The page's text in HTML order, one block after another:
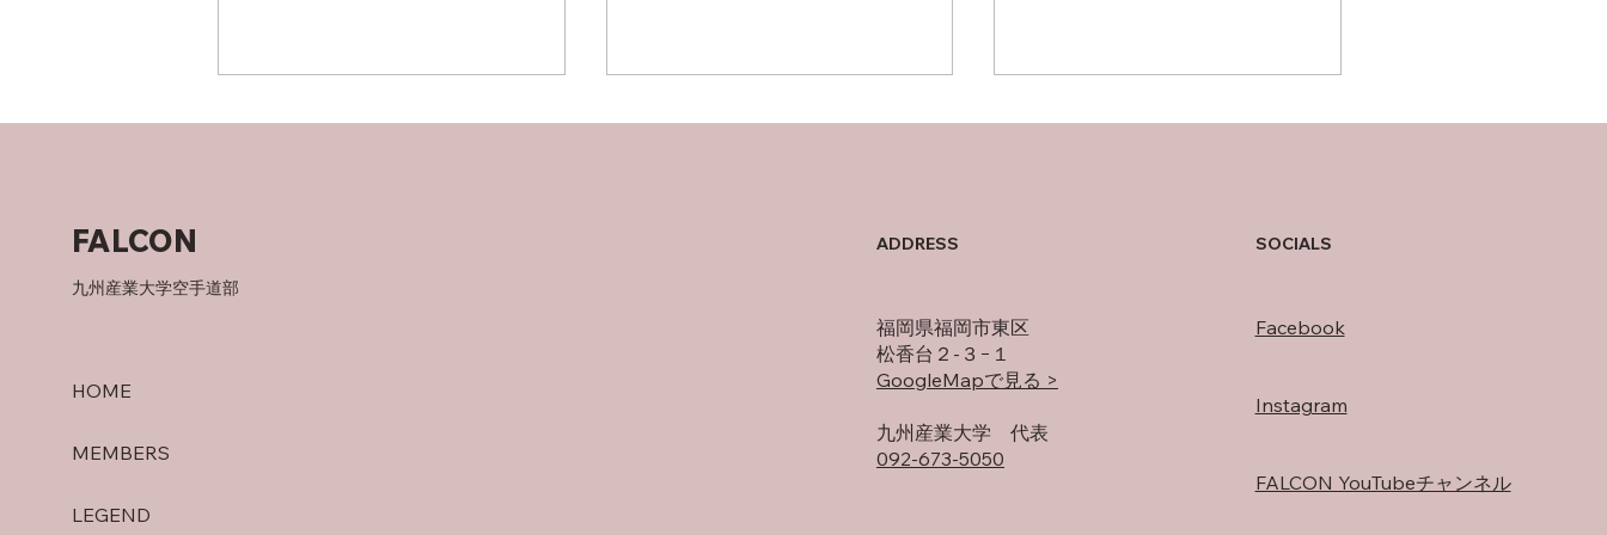
HOME
MEMBERS
LEGEND
FALCON
九州産業大学空手道部
ADDRESS
福岡県福岡市東区
松香台２-３−１
GoogleMapで見る >
​九州産業大学 代表
092-673-5050
SOCIALS
Facebook
Instagram
FALCON YouTubeチャンネル